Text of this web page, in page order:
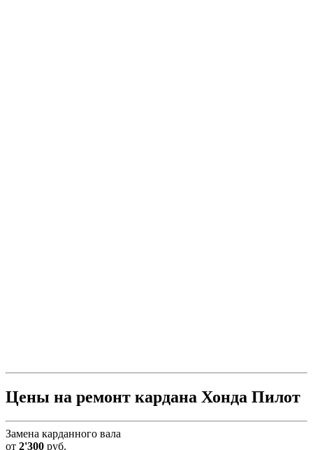
Цены на ремонт кардана Хонда Пилот
Замена карданного вала
от 2'300 руб.